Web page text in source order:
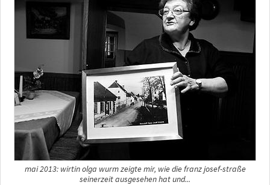
mai 2013: wirtin olga wurm zeigte mir, wie die franz josef-straße
seinerzeit ausgesehen hat und...